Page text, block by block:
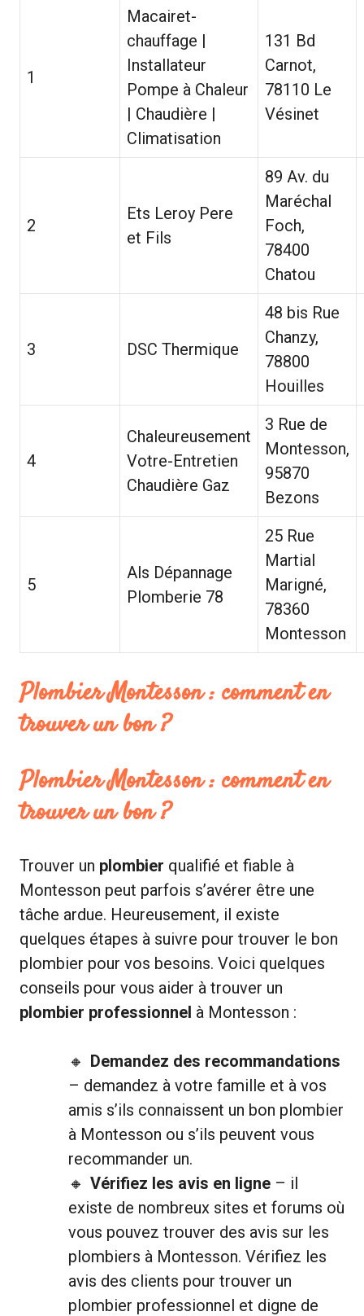
1
Macairet-
chauffage |
Installateur
Pompe à Chaleur
| Chaudière |
Climatisation
131 Bd
Carnot,
78110 Le
Vésinet
2
Ets Leroy Pere
et Fils
89 Av. du
Maréchal
Foch,
78400
Chatou
3 DSC Thermique
48 bis Rue
Chanzy,
78800
Houilles
4
Chaleureusement
Votre-Entretien
Chaudière Gaz
3 Rue de
Montesson,
95870
Bezons
5
Als Dépannage
Plomberie 78
25 Rue
Martial
Marigné,
78360
Montesson
Plombier Montesson : comment en
trouver un bon ?
Plombier Montesson : comment en
trouver un bon ?
Trouver un plombier qualifié et fiable à
Montesson peut parfois s’avérer être une
tâche ardue. Heureusement, il existe
quelques étapes à suivre pour trouver le bon
plombier pour vos besoins. Voici quelques
conseils pour vous aider à trouver un
plombier professionnel à Montesson :
Demandez des recommandations
– demandez à votre famille et à vos
amis s’ils connaissent un bon plombier
à Montesson ou s’ils peuvent vous
recommander un.
Vérifiez les avis en ligne – il
existe de nombreux sites et forums où
vous pouvez trouver des avis sur les
plombiers à Montesson. Vérifiez les
avis des clients pour trouver un
plombier professionnel et digne de